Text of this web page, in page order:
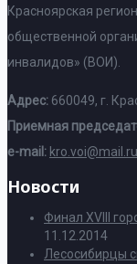
Красноярская
общественной
инвалидов» (ВОИ).
Адрес: 660049, г.
Приемная
e-mail: kro.voi@mail.ru
Новости
Финал XVIII
11.12.2014
Лесосибирцы